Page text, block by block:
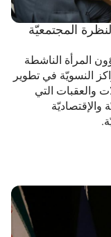
المجتمعيّة
المرأة الناشطة
النسويّة في تطوير
والعقبات التي